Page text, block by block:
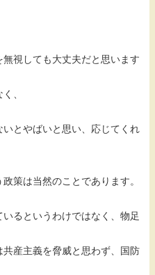
視しても大丈夫だと思います
、
とやばいと思い、応じてくれ
策は当然のことであります。
るというわけではなく、物足
産主義を脅威と思わず、国防